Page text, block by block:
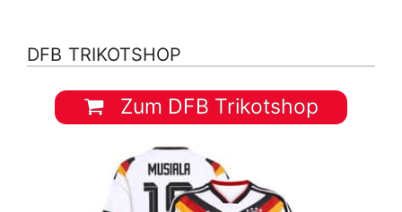
DFB TRIKOTSHOP
Zum DFB Trikotshop